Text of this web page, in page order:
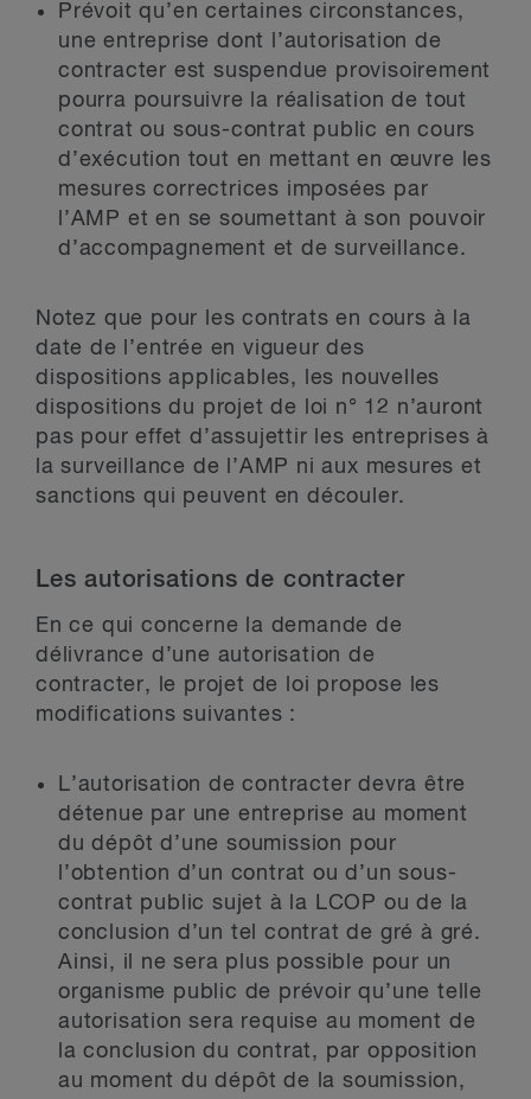
Prévoit qu’en certaines circonstances,
une entreprise dont l’autorisation de
contracter est suspendue provisoirement
pourra poursuivre la réalisation de tout
contrat ou sous-contrat public en cours
d’exécution tout en mettant en œuvre les
mesures correctrices imposées par
l’AMP et en se soumettant à son pouvoir
d’accompagnement et de surveillance.
Notez que pour les contrats en cours à la
date de l’entrée en vigueur des
dispositions applicables, les nouvelles
dispositions du projet de loi n° 12 n’auront
pas pour effet d’assujettir les entreprises à
la surveillance de l’AMP ni aux mesures et
sanctions qui peuvent en découler.
Les autorisations de contracter
En ce qui concerne la demande de
délivrance d’une autorisation de
contracter, le projet de loi propose les
modifications suivantes :
L’autorisation de contracter devra être
détenue par une entreprise au moment
du dépôt d’une soumission pour
l’obtention d’un contrat ou d’un sous-
contrat public sujet à la LCOP ou de la
conclusion d’un tel contrat de gré à gré.
Ainsi, il ne sera plus possible pour un
organisme public de prévoir qu’une telle
autorisation sera requise au moment de
la conclusion du contrat, par opposition
au moment du dépôt de la soumission,